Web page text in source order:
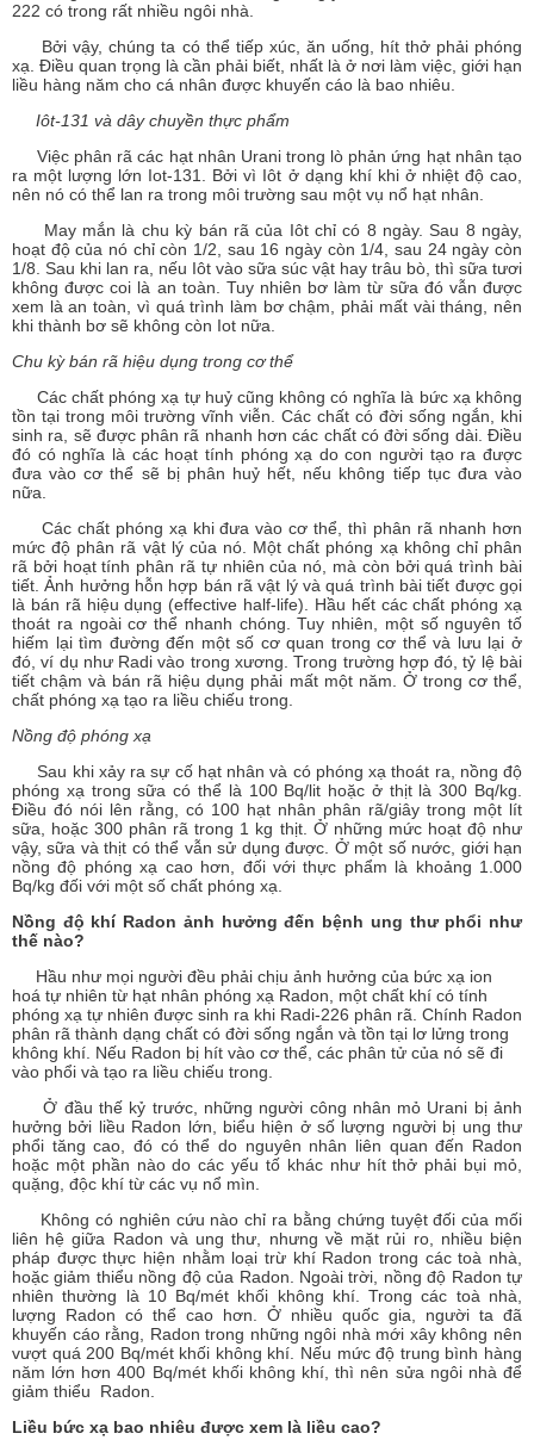
222 có trong rất nhiều ngôi nhà.
Bởi vậy, chúng ta có thể tiếp xúc, ăn uống, hít thở phải phóng
xạ. Điều quan trọng là cần phải biết, nhất là ở nơi làm việc, giới hạn
liều hàng năm cho cá nhân được khuyến cáo là bao nhiêu.
Iôt-131 và dây chuyền thực phẩm
Việc phân rã các hạt nhân Urani trong lò phản ứng hạt nhân tạo
ra một lượng lớn Iot-131. Bởi vì Iôt ở dạng khí khi ở nhiệt độ cao,
nên nó có thể lan ra trong môi trường sau một vụ nổ hạt nhân.
May mắn là chu kỳ bán rã của Iôt chỉ có 8 ngày. Sau 8 ngày,
hoạt độ của nó chỉ còn 1/2, sau 16 ngày còn 1/4, sau 24 ngày còn
1/8. Sau khi lan ra, nếu Iôt vào sữa súc vật hay trâu bò, thì sữa tươi
không được coi là an toàn. Tuy nhiên bơ làm từ sữa đó vẫn được
xem là an toàn, vì quá trình làm bơ chậm, phải mất vài tháng, nên
khi thành bơ sẽ không còn Iot nữa.
Chu kỳ bán rã hiệu dụng trong cơ thể
Các chất phóng xạ tự huỷ cũng không có nghĩa là bức xạ không
tồn tại trong môi trường vĩnh viễn. Các chất có đời sống ngắn, khi
sinh ra, sẽ được phân rã nhanh hơn các chất có đời sống dài. Điều
đó có nghĩa là các hoạt tính phóng xạ do con người tạo ra được
đưa vào cơ thể sẽ bị phân huỷ hết, nếu không tiếp tục đưa vào
nữa.
Các chất phóng xạ khi đưa vào cơ thể, thì phân rã nhanh hơn
mức độ phân rã vật lý của nó. Một chất phóng xạ không chỉ phân
rã bởi hoạt tính phân rã tự nhiên của nó, mà còn bởi quá trình bài
tiết. Ảnh hưởng hỗn hợp bán rã vật lý và quá trình bài tiết được gọi
là bán rã hiệu dụng (effective half-life). Hầu hết các chất phóng xạ
thoát ra ngoài cơ thể nhanh chóng. Tuy nhiên, một số nguyên tố
hiếm lại tìm đường đến một số cơ quan trong cơ thể và lưu lại ở
đó, ví dụ như Radi vào trong xương. Trong trường hợp đó, tỷ lệ bài
tiết chậm và bán rã hiệu dụng phải mất một năm. Ở trong cơ thể,
chất phóng xạ tạo ra liều chiếu trong.
Nồng độ phóng xạ
Sau khi xảy ra sự cố hạt nhân và có phóng xạ thoát ra, nồng độ
phóng xạ trong sữa có thể là 100 Bq/lit hoặc ở thịt là 300 Bq/kg.
Điều đó nói lên rằng, có 100 hạt nhân phân rã/giây trong một lít
sữa, hoặc 300 phân rã trong 1 kg thịt. Ở những mức hoạt độ như
vậy, sữa và thịt có thể vẫn sử dụng được. Ở một số nước, giới hạn
nồng độ phóng xạ cao hơn, đối với thực phẩm là khoảng 1.000
Bq/kg đối với một số chất phóng xạ.
Nồng độ khí Radon ảnh hưởng đến bệnh ung thư phổi như
thế nào?
Hầu như mọi người đều phải chịu ảnh hưởng của bức xạ ion
hoá tự nhiên từ hạt nhân phóng xạ Radon, một chất khí có tính
phóng xạ tự nhiên được sinh ra khi Radi-226 phân rã. Chính Radon
phân rã thành dạng chất có đời sống ngắn và tồn tại lơ lửng trong
không khí. Nếu Radon bị hít vào cơ thể, các phân tử của nó sẽ đi
vào phổi và tạo ra liều chiếu trong.
Ở đầu thế kỷ trước, những người công nhân mỏ Urani bị ảnh
hưởng bởi liều Radon lớn, biểu hiện ở số lượng người bị ung thư
phổi tăng cao, đó có thể do nguyên nhân liên quan đến Radon
hoặc một phần nào do các yếu tố khác như hít thở phải bụi mỏ,
quặng, độc khí từ các vụ nổ mìn.
Không có nghiên cứu nào chỉ ra bằng chứng tuyệt đối của mối
liên hệ giữa Radon và ung thư, nhưng về mặt rủi ro, nhiều biện
pháp được thực hiện nhằm loại trừ khí Radon trong các toà nhà,
hoặc giảm thiểu nồng độ của Radon. Ngoài trời, nồng độ Radon tự
nhiên thường là 10 Bq/mét khối không khí. Trong các toà nhà,
lượng Radon có thể cao hơn. Ở nhiều quốc gia, người ta đã
khuyến cáo rằng, Radon trong những ngôi nhà mới xây không nên
vượt quá 200 Bq/mét khối không khí. Nếu mức độ trung bình hàng
năm lớn hơn 400 Bq/mét khối không khí, thì nên sửa ngôi nhà để
giảm thiểu Radon.
Liều bức xạ bao nhiêu được xem là liều cao?